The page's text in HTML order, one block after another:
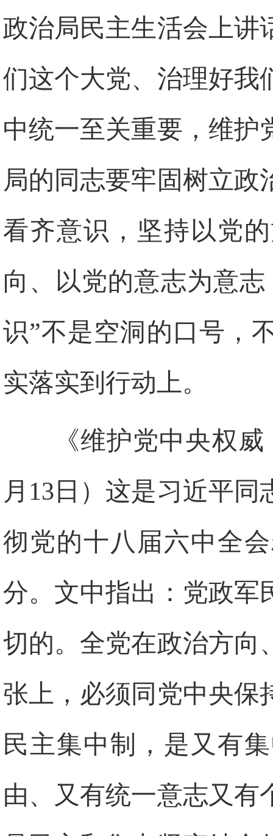
政治局民主生活会上讲
们这个大党、治理好我
中统一至关重要，维护
局的同志要牢固树立政
看齐意识，坚持以党
向、以党的意志为意
识”不是空洞的口号，
实落实到行动上。
《维护党中央权
月13日）这是习近平
彻党的十八届六中全
分。文中指出：党政军
切的。全党在政治方向
张上，必须同党中央保
民主集中制，是又有
由、又有统一意志又有